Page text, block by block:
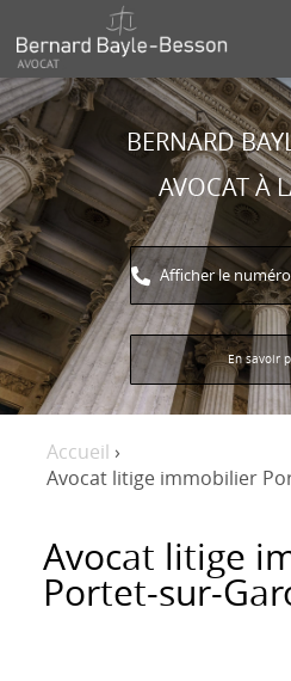
BERNARD
BAYLE-
BESSON
BERNARD
AVOCAT À
Afficher le numéro
En savoir
Accueil ›
Avocat litige immobilier
Avocat litige
Portet-sur-